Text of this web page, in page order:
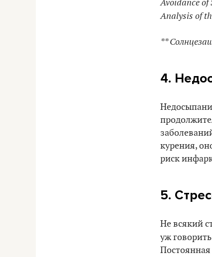
Analysis of
**
4.
курения,
риск
5.
Не всякий
уж